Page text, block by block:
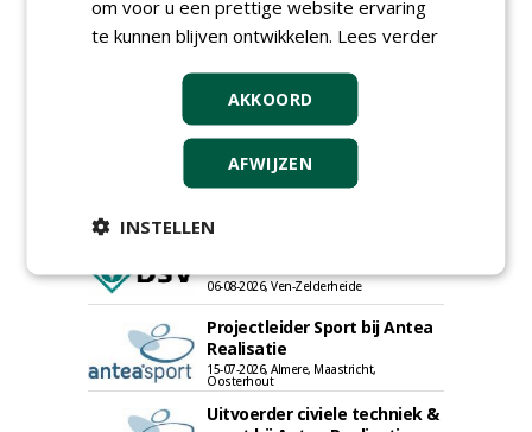
Proefveldmedewerker/
landbouwmachines bij DSV
zaden Nederland B.V.
06-08-2026, Ven-Zelderheide
Projectleider Sport bij Antea
Realisatie
15-07-2026, Almere, Maastricht,
Oosterhout
Uitvoerder civiele techniek &
om voor u een prettige website ervaring
te kunnen blijven ontwikkelen. Lees verder
AKKOORD
AFWIJZEN
INSTELLEN